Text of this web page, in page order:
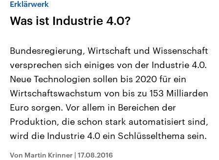
Landtagswahl Sachsen-Anhalt
2026
Alle Informationen
Sachsen-Anhalt wählt am 6.
September 2026 einen neuen
Landtag. Seit 2021 wird das
Bundesland von einer Koalition aus
Umfragen, Prognosen,
Aktuelle Beiträge,
Hintergründe
Wirtschaftlich und
gehören die Vereinigten
den mächtigsten Ländern
mit großem Einfluss auf
Erklärwerk
Was ist Industrie 4.0?
Bundesregierung, Wirtschaft und Wissenschaft
versprechen sich einiges von der Industrie 4.0.
Neue Technologien sollen bis 2020 für ein
Wirtschaftswachstum von bis zu 153 Milliarden
Euro sorgen. Vor allem in Bereichen der
Produktion, die schon stark automatisiert sind,
wird die Industrie 4.0 ein Schlüsselthema sein.
Von Martin Krinner | 17.08.2016